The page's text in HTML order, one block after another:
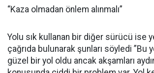
“Kaza olmadan önlem alınmalı”
Yolu sık kullanan bir diğer sürücü ise
çağrıda bulunarak şunları söyledi ”Bu
güzel bir yol oldu ancak akşamları